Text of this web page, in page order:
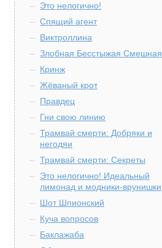
Это нелогично!
Спящий агент
Виктроллина
Злобная Бесстыжая Смешная
Кринж
Жёваный крот
Правдец
Гни свою линию
Трамвай смерти: Добряки и
негодяи
Трамвай смерти: Секреты
Это нелогично! Идеальный
лимонад и модники-врунишки
Шот Шпионский
Куча вопросов
Баклажаба